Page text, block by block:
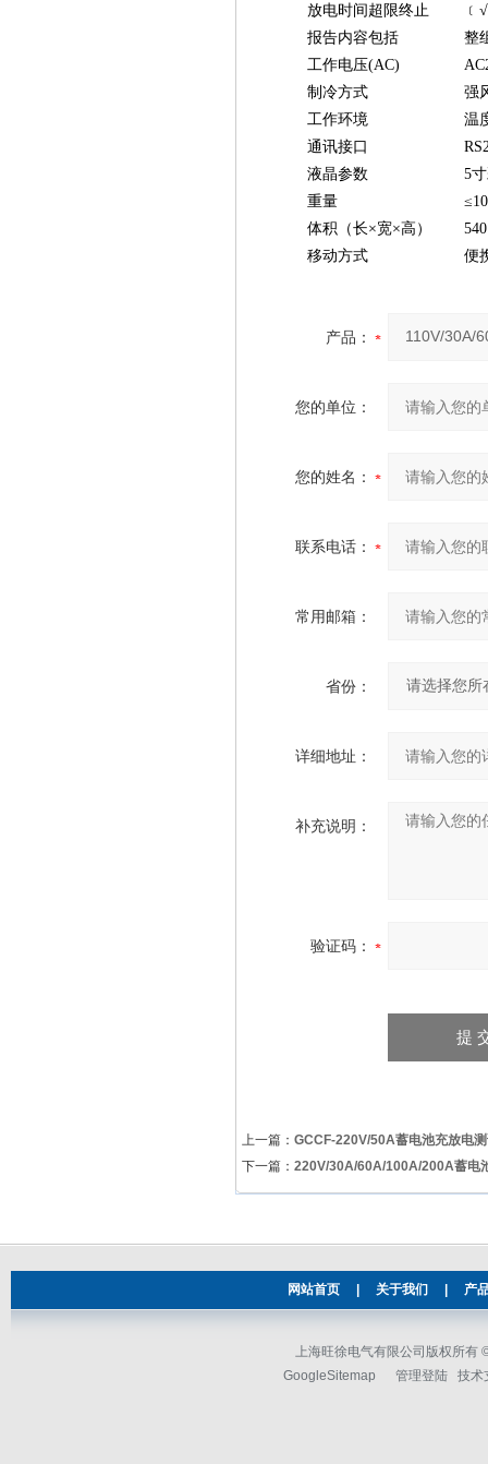
放电时间超限终止
报告内容包括
整
工作电压(AC)
制冷方式
强
工作环境
温
通讯接口
液晶参数
5
重量
体积（长×宽×高）
移动方式
便
产品：
您的单位：
您的姓名：
联系电话：
常用邮箱：
省份：
详细地址：
补充说明：
验证码：
上一篇： GCCF-220V/50A蓄电池充放电
下一篇： 220V/30A/60A/100A/200A蓄电
网站首页 关于我们 产
上海旺徐电气有限公司版权所有
GoogleSitemap
管理登陆 技术